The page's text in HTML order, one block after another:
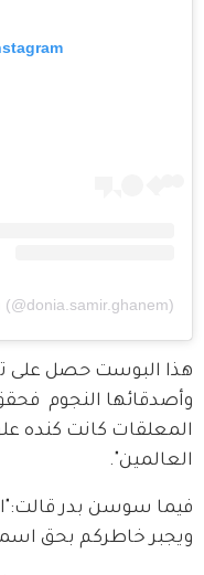
هذا البوست حصل على
المعلقات كانت كنده
العالمين".
فيما سوسن بدر
ويجبر خاطركم بحق